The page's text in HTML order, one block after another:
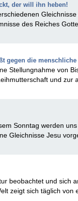
der will ihn heben!
des Reiches
gegen die menschliche
Stellungnahme von
und zur
Sonntag werden
Gleichnisse Jesu
beobachtet und sich
zeigt sich täglich von